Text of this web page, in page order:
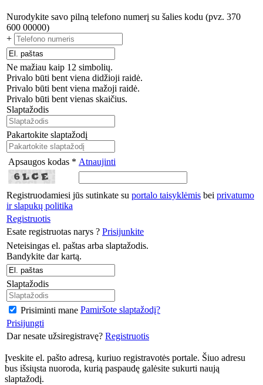
Nurodykite savo pilną telefono numerį su šalies kodu (pvz. 370
600 00000)
+
Ne mažiau kaip 12 simbolių.
Privalo būti bent viena didžioji raidė.
Privalo būti bent viena mažoji raidė.
Privalo būti bent vienas skaičius.
Slaptažodis
Pakartokite slaptažodį
Apsaugos kodas * Atnaujinti
Registruodamiesi jūs sutinkate su portalo taisyklėmis bei privatumo
ir slapukų politika
Registruotis
Esate registruotas narys ? Prisijunkite
Neteisingas el. paštas arba slaptažodis.
Bandykite dar kartą.
Slaptažodis
Prisiminti mane Pamiršote slaptažodį?
Prisijungti
Dar nesate užsiregistravę? Registruotis
Įveskite el. pašto adresą, kuriuo registravotės portale. Šiuo adresu
bus išsiųsta nuoroda, kurią paspaudę galėsite sukurti naują
slaptažodį.